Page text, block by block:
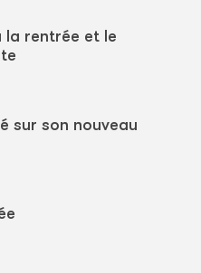
la rentrée et le
sur son nouveau